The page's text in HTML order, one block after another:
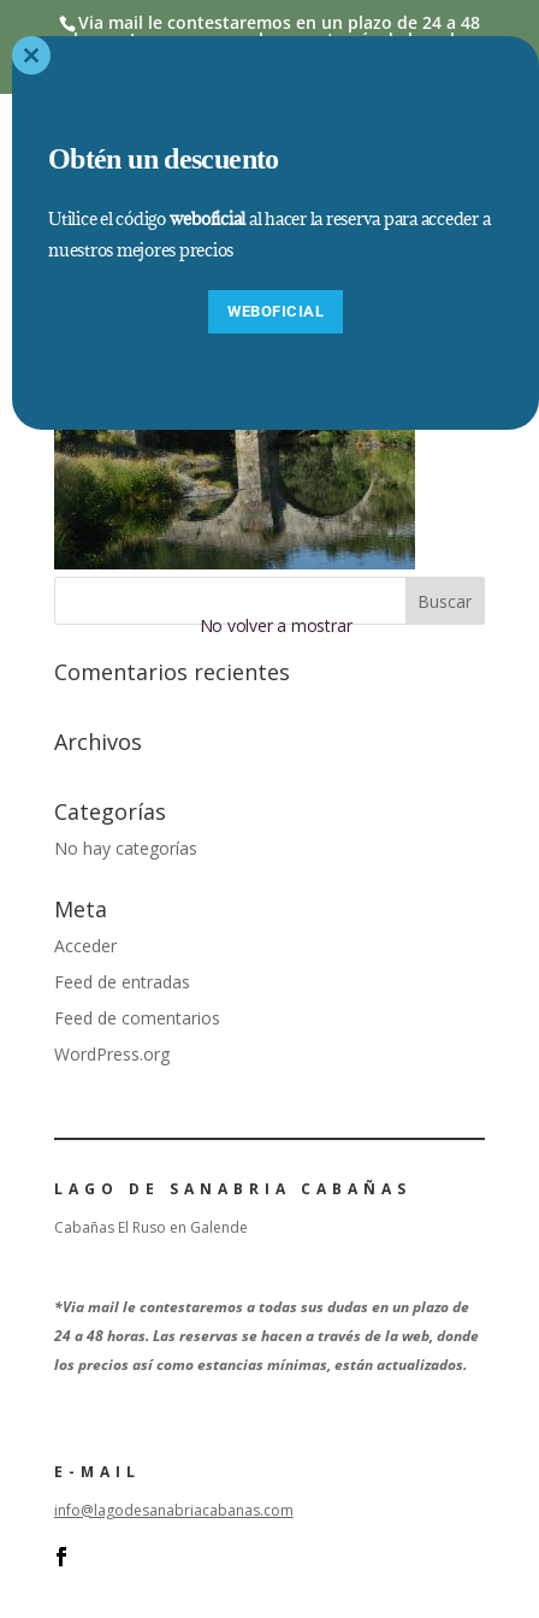
Via mail le contestaremos en un plazo de 24 a 48
horas. Las reservas se hacen a través de la web,
Comentarios recientes
Archivos
Categorías
No hay categorías
Meta
Acceder
Feed de entradas
Feed de comentarios
WordPress.org
LAGO DE SANABRIA CABAÑAS
Cabañas El Ruso en Galende
*Via mail le contestaremos a todas sus dudas en un plazo de
24 a 48 horas. Las reservas se hacen a través de la web, donde
los precios así como estancias mínimas, están actualizados.
E-MAIL
info@lagodesanabriacabanas.com
Close
Obtén un descuento
Utilice el códigoweboficialal hacer la reserva para acceder a
nuestros mejores precios
WEBOFICIAL
No volver a mostrar